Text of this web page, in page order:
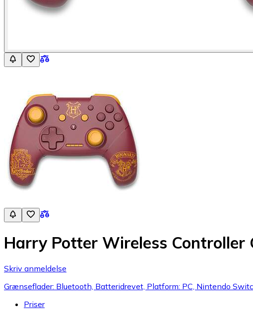
Harry Potter Wireless
Skriv anmeldelse
Grænseflader: Bluetooth, Batteridrevet, Platform: PC, Nintendo
Priser